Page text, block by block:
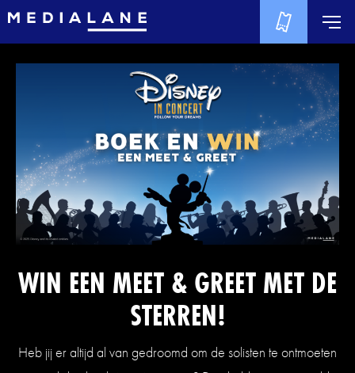
WIN EEN MEET & GREET MET DE
STERREN!
Heb jij er altijd al van gedroomd om de solisten te ontmoeten